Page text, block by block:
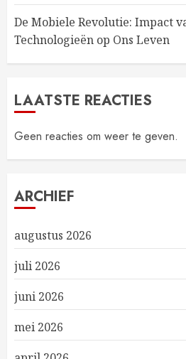
De Mobiele Revolutie: Impact
Technologieën op Ons Leven
LAATSTE REACTIES
Geen reacties om weer te geven.
ARCHIEF
augustus 2026
juli 2026
juni 2026
mei 2026